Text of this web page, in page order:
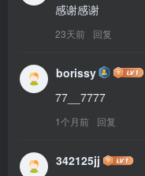
感谢感谢
23天前 回复
borissy
77__7777
1个月前 回复
342125jj